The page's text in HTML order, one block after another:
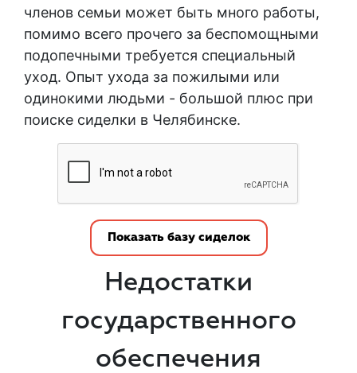
членов семьи может быть много работы,
помимо всего прочего за беспомощными
подопечными требуется специальный
уход. Опыт ухода за пожилыми или
одинокими людьми - большой плюс при
поиске сиделки в Челябинске.
Показать базу сиделок
Недостатки
государственного
обеспечения